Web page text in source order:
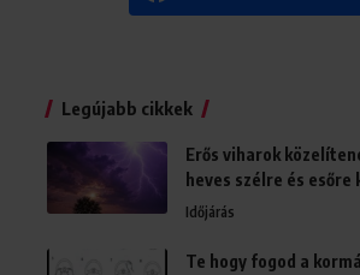
Legújabb cikkek
Erős viharok
heves szélre és esőre
Időjárás
Te hogy fogod a